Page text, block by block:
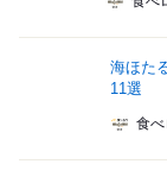
海ほた
11選
食